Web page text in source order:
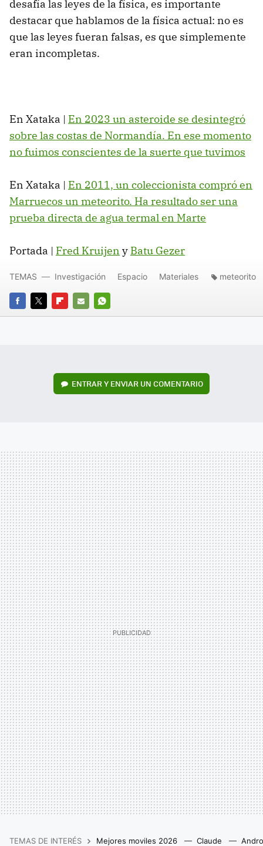
desafía las leyes de la física, es importante
destacar que hablamos de la física actual: no es
que las leyes fueran falsas, es que simplemente
eran incompletas.
En Xataka | En 2023 un asteroide se desintegró
sobre las costas de Normandía. En ese momento
no fuimos conscientes de la suerte que tuvimos
En Xataka | En 2011, un coleccionista compró en
Marruecos un meteorito. Ha resultado ser una
prueba directa de agua termal en Marte
Portada | Fred Kruijen y Batu Gezer
FACEBOOK
TWITTERFLIPBOARD
E-
WHATSAPP
TEMAS Investigación Espacio Materiales meteorito
ENTRAR Y ENVIAR UN COMENTARIO
TEMAS DE INTERÉS Mejores moviles 2026 Claude